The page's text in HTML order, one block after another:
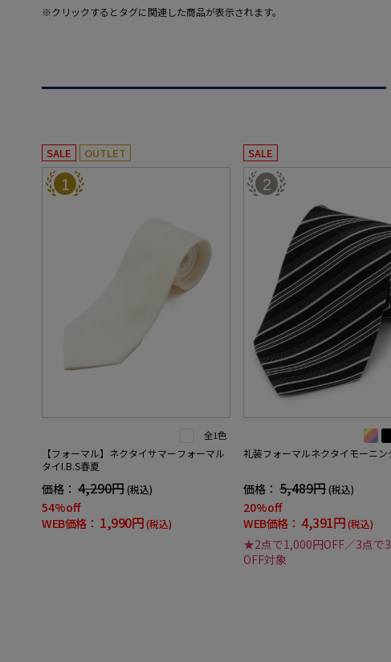
※クリックするとタグに関連した商品が表示されます。
SALE OUTLET
1
全1色
【フォーマル】ネクタイサマーフォーマル
タイI.B.S春夏
価格： 4,290円(税込)
54%off
WEB価格： 1,990円(税込)
SALE
2
礼装フォーマルネクタイモーニン
価格： 5,489円(税込)
20%off
WEB価格： 4,391円(税込)
★2点で1,000円OFF／3点で
OFF対象